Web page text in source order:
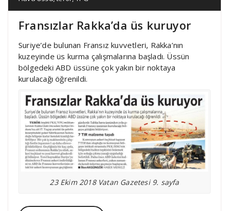
Fransızlar Rakka’da üs kuruyor
Suriye’de bulunan Fransız kuvvetleri, Rakka’nın
kuzeyinde üs kurma çalışmalarına başladı. Üssün
bölgedeki ABD üssüne çok yakın bir noktaya
kurulacağı öğrenildi.
23 Ekim 2018 Vatan Gazetesi 9. sayfa